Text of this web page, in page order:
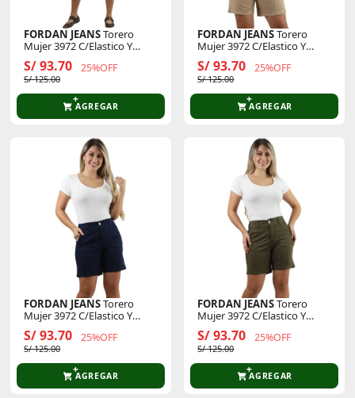
FORDAN JEANSTorero
Mujer 3972 C/Elastico Y
Bolsillo Parche
S/ 93.70 25%OFF
S/ 125.00
AGREGAR
FORDAN JEANSTorero
Mujer 3972 C/Elastico Y
Bolsillo Parche
S/ 93.70 25%OFF
S/ 125.00
AGREGAR
FORDAN JEANSTorero
Mujer 3972 C/Elastico Y
Bolsillo Parche
S/ 93.70 25%OFF
S/ 125.00
AGREGAR
FORDAN JEANSTorero
Mujer 3972 C/Elastico Y
Bolsillo Parche
S/ 93.70 25%OFF
S/ 125.00
AGREGAR